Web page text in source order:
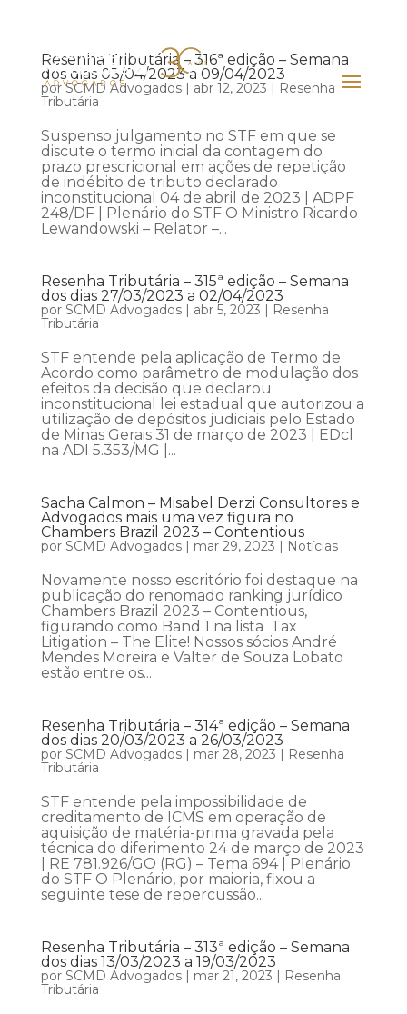
Resenha Tributária – 316ª edição – Semana
dos dias 03/04/2023 a 09/04/2023
porSCMD Advogados| abr 12, 2023 | Resenha
Tributária
Suspenso julgamento no STF em que se
discute o termo inicial da contagem do
prazo prescricional em ações de repetição
de indébito de tributo declarado
inconstitucional 04 de abril de 2023 | ADPF
248/DF | Plenário do STF O Ministro Ricardo
Lewandowski – Relator –...
Resenha Tributária – 315ª edição – Semana
dos dias 27/03/2023 a 02/04/2023
por SCMD Advogados| abr 5, 2023 | Resenha
Tributária
STF entende pela aplicação de Termo de
Acordo como parâmetro de modulação dos
efeitos da decisão que declarou
inconstitucional lei estadual que autorizou a
utilização de depósitos judiciais pelo Estado
de Minas Gerais 31 de março de 2023 | EDcl
na ADI 5.353/MG |...
Sacha Calmon – Misabel Derzi Consultores e
Advogados mais uma vez figura no
Chambers Brazil 2023 – Contentious
por SCMD Advogados| mar 29, 2023 | Notícias
Novamente nosso escritório foi destaque na
publicação do renomado ranking jurídico
Chambers Brazil 2023 – Contentious,
figurando como Band 1 na lista Tax
Litigation – The Elite! Nossos sócios André
Mendes Moreira e Valter de Souza Lobato
estão entre os...
Resenha Tributária – 314ª edição – Semana
dos dias 20/03/2023 a 26/03/2023
por SCMD Advogados| mar 28, 2023 | Resenha
Tributária
STF entende pela impossibilidade de
creditamento de ICMS em operação de
aquisição de matéria-prima gravada pela
técnica do diferimento 24 de março de 2023
| RE 781.926/GO (RG) – Tema 694 | Plenário
do STF O Plenário, por maioria, fixou a
seguinte tese de repercussão...
Resenha Tributária – 313ª edição – Semana
dos dias 13/03/2023 a 19/03/2023
por SCMD Advogados| mar 21, 2023 | Resenha
Tributária